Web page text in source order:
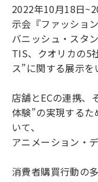
2022年10月18日
示会『ファッショ
バニッシュ・スタ
TIS、クオリカの5
ス”に関する展示を
店舗とECの連携、
体験”の実現する
いて、
アニメーション・
消費者購買行動の